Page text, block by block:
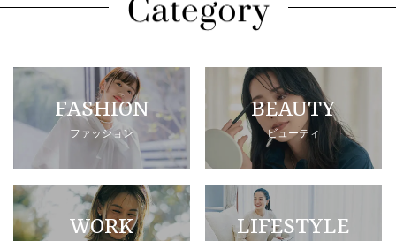
FASHION
ファッション
BEAUTY
ビューティ
WORK LIFESTYLE